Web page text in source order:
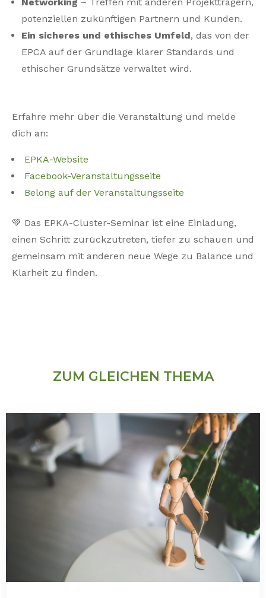
potenziellen zukünftigen Partnern und Kunden.
Ein sicheres und ethisches Umfeld, das von der
EPCA auf der Grundlage klarer Standards und
ethischer Grundsätze verwaltet wird.
Erfahre mehr über die Veranstaltung und melde
dich an:
EPKA-Website
Facebook-Veranstaltungsseite
Belong auf der Veranstaltungsseite
💚 Das EPKA-Cluster-Seminar ist eine Einladung,
einen Schritt zurückzutreten, tiefer zu schauen und
gemeinsam mit anderen neue Wege zu Balance und
Klarheit zu finden.
ZUM GLEICHEN THEMA